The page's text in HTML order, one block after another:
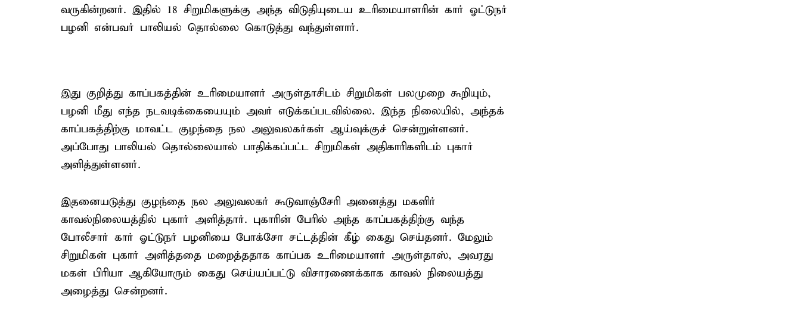
வருகின்றனர். இதில் 18 சிறுமிகளுக்கு அந்த விடுதியுடைய உரிமையாளரின் கார் ஓட்டுநர்
பழனி என்பவர் பாலியல் தொல்லை கொடுத்து வந்துள்ளார்.
இது குறித்து காப்பகத்தின் உரிமையாளர் அருள்தாசிடம் சிறுமிகள் பலமுறை கூறியும்,
பழனி மீது எந்த நடவடிக்கையையும் அவர் எடுக்கப்படவில்லை. இந்த நிலையில், அந்தக்
காப்பகத்திற்கு மாவட்ட குழந்தை நல அலுவலகர்கள் ஆய்வுக்குச் சென்றுள்ளனர்.
அப்போது பாலியல் தொல்லையால் பாதிக்கப்பட்ட சிறுமிகள் அதிகாரிகளிடம் புகார்
அளித்துள்ளனர்.
இதனையடுத்து குழந்தை நல அலுவலகர் கூடுவாஞ்சேரி அனைத்து மகளிர்
காவல்நிலையத்தில் புகார் அளித்தார். புகாரின் பேரில் அந்த காப்பகத்திற்கு வந்த
போலீசார் கார் ஓட்டுநர் பழனியை போக்சோ சட்டத்தின் கீழ் கைது செய்தனர். மேலும்
சிறுமிகள் புகார் அளித்ததை மறைத்ததாக காப்பக உரிமையாளர் அருள்தாஸ், அவரது
மகள் பிரியா ஆகியோரும் கைது செய்யப்பட்டு விசாரணைக்காக காவல் நிலையத்து
அழைத்து சென்றனர்.